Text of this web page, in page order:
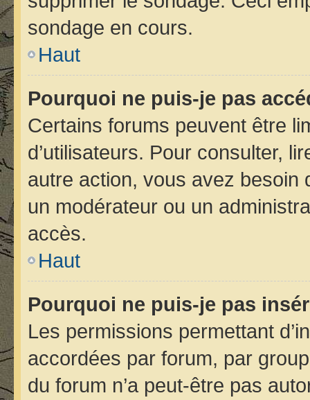
sondage en cours.
Haut
Pourquoi ne puis-je pas
Certains forums peuvent être
d’utilisateurs. Pour consulter,
autre action, vous avez besoin
un modérateur ou un
accès.
Haut
Pourquoi ne puis-je pas
Les permissions permettant
accordées par forum, par
du forum n’a peut-être pas